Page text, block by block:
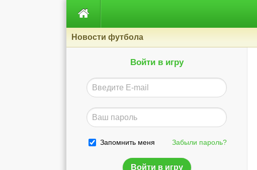

Новости футбола
Войти в игру
Запомнить меня Забыли пароль?